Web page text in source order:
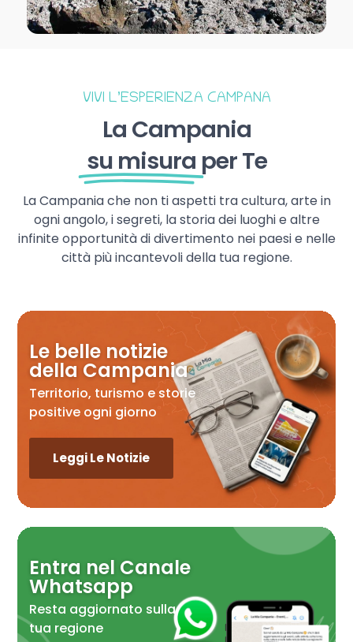
VIVI L’ESPERIENZA CAMPANA
La Campania
su misura per Te
La Campania che non ti aspetti tra cultura, arte in
ogni angolo, i segreti, la storia dei luoghi e altre
infinite opportunità di divertimento nei paesi e nelle
città più incantevoli della tua regione.
Le belle notizie
della Campania
Territorio, turismo e storie
positive ogni giorno
Leggi Le Notizie
Entra nel Canale
Whatsapp
Resta aggiornato sulla
tua regione